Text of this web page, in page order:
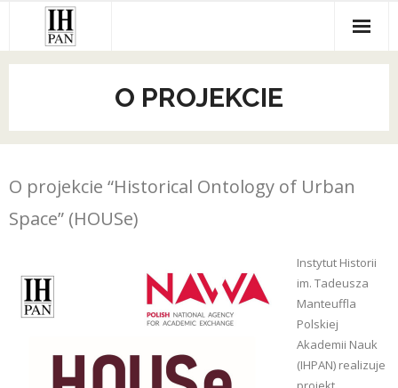
content
O PROJEKCIE
O projekcie “Historical Ontology of Urban
Space” (HOUSe)
Instytut Historii
im. Tadeusza
Manteuffla
Polskiej
Akademii Nauk
(IHPAN) realizuje